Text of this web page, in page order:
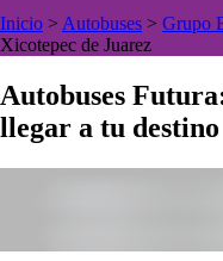
Inicio > Autobuses > Grupo
Xicotepec de Juarez
Autobuses
llegar a tu destino